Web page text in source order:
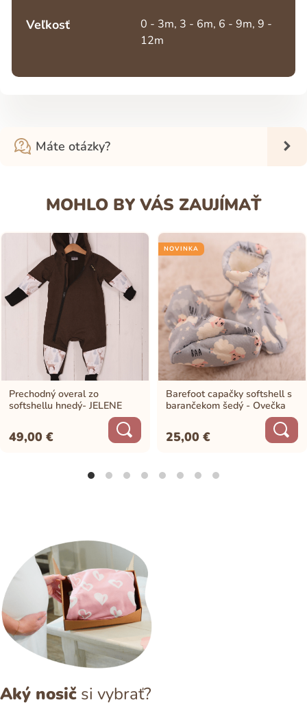
Veľkosť
0 - 3m, 3 - 6m, 6 - 9m, 9 -
12m
Máte otázky?
MOHLO BY VÁS ZAUJÍMAŤ
Prechodný overal zo
softshellu hnedý- JELENE
49,00€
NOVINKA
Barefoot capačky softshell s
barančekom šedý - Ovečka
25,00€
Aký nosič si vybrať?